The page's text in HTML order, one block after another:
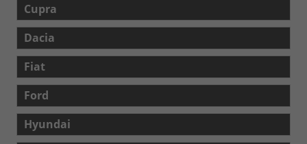
Cupra
Dacia
Fiat
Ford
Hyundai